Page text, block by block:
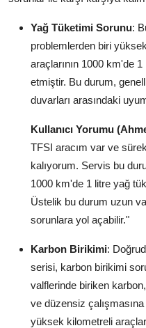
Multimedya & Elektronik
Yağ Tüketimi Sorunu:
problemlerden biri
araçlarının 1000 km'de
etmiştir. Bu durum,
duvarları arasındaki
Kullanıcı Yorumu
TFSI aracım var ve
kalıyorum. Servis bu
1000 km'de 1 litre yağ
Üstelik bu durum uzun
sorunlara yol açabilir."
Karbon Birikimi:
serisi, karbon birikimi
valflerinde biriken
ve düzensiz
yüksek kilometreli